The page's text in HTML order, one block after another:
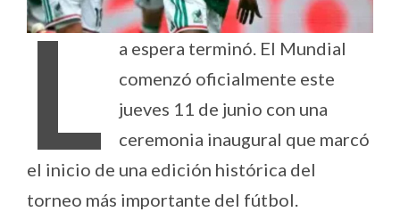
L
a espera terminó. El Mundial
comenzó oficialmente este
jueves 11 de junio con una
ceremonia inaugural que marcó
el inicio de una edición histórica del
torneo más importante del fútbol.